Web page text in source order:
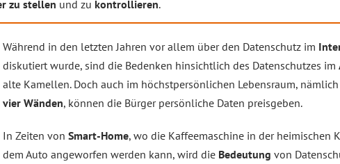
zu stellen und zu kontrollieren.
Während in den letzten Jahren vor allem über den Datenschutz im
diskutiert wurde, sind die Bedenken hinsichtlich des Datenschutzes im
alte Kamellen. Doch auch im höchstpersönlichen Lebensraum,
vier Wänden, können die Bürger persönliche Daten preisgeben.
In Zeiten von Smart-Home, wo die Kaffeemaschine in der heimischen
dem Auto angeworfen werden kann, wird die Bedeutung von